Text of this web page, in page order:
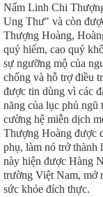
Nấm Linh Chi
Ung Thư" và còn
Thượng Hoàng,
quý hiếm, cao quý
sự ngưỡng mộ của
chống và hỗ trợ điều
được tin dùng vì các
năng của lục phủ ngũ
cường hệ miễn dịch
Thượng Hoàng được
phụ, làm nó trở thành
này hiện được Hàng
trường Việt Nam, mở
sức khỏe đích thực.